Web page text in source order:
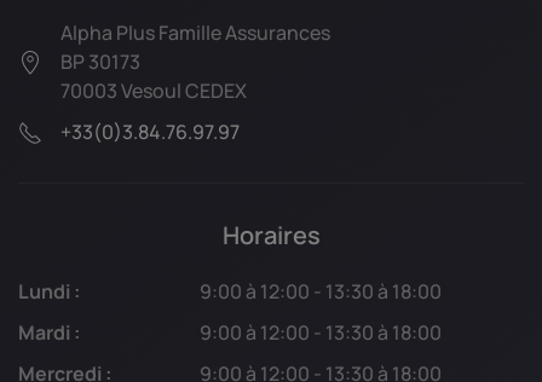
Alpha Plus Famille Assurances
BP 30173
70003 Vesoul CEDEX
+33(0)3.84.76.97.97
Horaires
Lundi :
9:00 à 12:00 - 13:30 à 18:00
Mardi :
9:00 à 12:00 - 13:30 à 18:00
Mercredi :
9:00 à 12:00 - 13:30 à 18:00